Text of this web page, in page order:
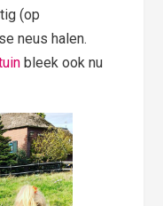
(op
neus halen.
bleek ook nu